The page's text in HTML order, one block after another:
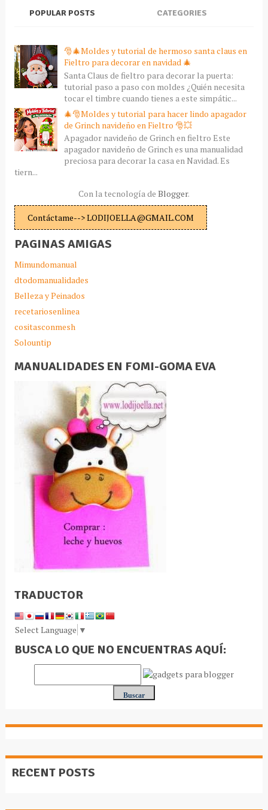
POPULAR POSTS CATEGORIES
🎅🎄Moldes y tutorial de hermoso santa claus en
Fieltro para decorar en navidad 🎄
Santa Claus de fieltro para decorar la puerta:
tutorial paso a paso con moldes ¿Quién necesita
tocar el timbre cuando tienes a este simpátic...
🎄🎅Moldes y tutorial para hacer lindo apagador
de Grinch navideño en Fieltro 🎅💥
Apagador navideño de Grinch en fieltro Este
apagador navideño de Grinch es una manualidad
preciosa para decorar la casa en Navidad. Es
tiern...
Con la tecnología de Blogger.
Contáctame--> LODIJOELLA@GMAIL.COM
PAGINAS AMIGAS
Mimundomanual
dtodomanualidades
Belleza y Peinados
recetariosenlinea
cositasconmesh
Solountip
MANUALIDADES EN FOMI-GOMA EVA
TRADUCTOR
Select Language ▼
BUSCA LO QUE NO ENCUENTRAS AQUÍ:
RECENT POSTS